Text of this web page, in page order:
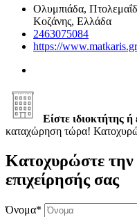
Ολυμπιάδα,
Κοζάνης, Ελλάδα
2463075084
https://
Είστε ιδιοκτήτης
καταχώρηση τώρα!
Κατοχυρώστε
επιχείρησής σας
Όνομα*